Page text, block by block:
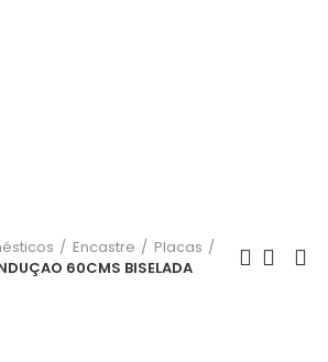
Encastre
Placas
60CMS BISELADA